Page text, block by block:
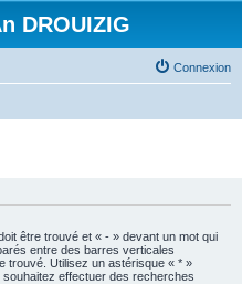
DROUIZIG
Connexion
être trouvé et « - » devant un mot qui
entre des barres verticales
trouvé. Utilisez un astérisque « * »
effectuer des recherches